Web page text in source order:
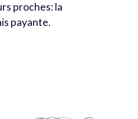
proches: la
payante.